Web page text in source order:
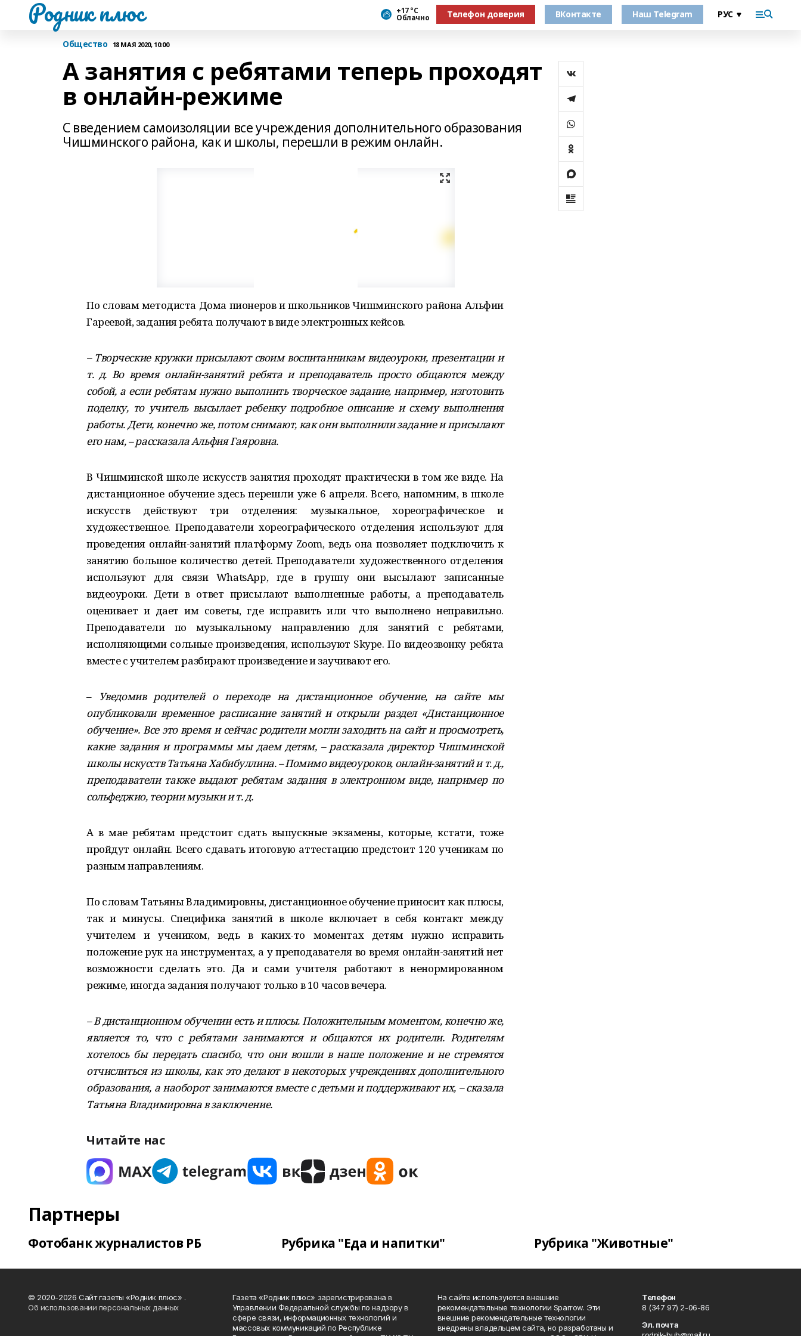
Родник плюс +17 °С
Облачно Телефон доверия ВКонтакте Наш Telegram
Общество 18 МАЯ 2020, 10:00
А занятия с ребятами теперь проходят
в онлайн-режиме
С введением самоизоляции все учреждения дополнительного образования
Чишминского района, как и школы, перешли в режим онлайн.
По словам методиста Дома пионеров и школьников Чишминского района Альфии
Гареевой, задания ребята получают в виде электронных кейсов.
– Творческие кружки присылают своим воспитанникам видеоуроки, презентации и
т. д. Во время онлайн-занятий ребята и преподаватель просто общаются между
собой, а если ребятам нужно выполнить творческое задание, например, изготовить
поделку, то учитель высылает ребенку подробное описание и схему выполнения
работы. Дети, конечно же, потом снимают, как они выполнили задание и присылают
его нам, – рассказала Альфия Гаяровна.
В Чишминской школе искусств занятия проходят практически в том же виде. На
дистанционное обучение здесь перешли уже 6 апреля. Всего, напомним, в школе
искусств действуют три отделения: музыкальное, хореографическое и
художественное. Преподаватели хореографического отделения используют для
проведения онлайн-занятий платформу Zoom, ведь она позволяет подключить к
занятию большое количество детей. Преподаватели художественного отделения
используют для связи WhatsApp, где в группу они высылают записанные
видеоуроки. Дети в ответ присылают выполненные работы, а преподаватель
оценивает и дает им советы, где исправить или что выполнено неправильно.
Преподаватели по музыкальному направлению для занятий с ребятами,
исполняющими сольные произведения, используют Skype. По видеозвонку ребята
вместе с учителем разбирают произведение и заучивают его.
–Уведомив родителей о переходе на дистанционное обучение, на сайте мы
опубликовали временное расписание занятий и открыли раздел «Дистанционное
обучение». Все это время и сейчас родители могли заходить на сайт и просмотреть,
какие задания и программы мы даем детям, – рассказала директор Чишминской
школы искусств Татьяна Хабибуллина. – Помимо видеоуроков, онлайн-занятий и т. д.,
преподаватели также выдают ребятам задания в электронном виде, например по
сольфеджио, теории музыки и т. д.
А в мае ребятам предстоит сдать выпускные экзамены, которые, кстати, тоже
пройдут онлайн. Всего сдавать итоговую аттестацию предстоит 120 ученикам по
разным направлениям.
По словам Татьяны Владимировны, дистанционное обучение приносит как плюсы,
так и минусы. Специфика занятий в школе включает в себя контакт между
учителем и учеником, ведь в каких-то моментах детям нужно исправить
положение рук на инструментах, а у преподавателя во время онлайн-занятий нет
возможности сделать это. Да и сами учителя работают в ненормированном
режиме, иногда задания получают только в 10 часов вечера.
– В дистанционном обучении есть и плюсы. Положительным моментом, конечно же,
является то, что с ребятами занимаются и общаются их родители. Родителям
хотелось бы передать спасибо, что они вошли в наше положение и не стремятся
отчислиться из школы, как это делают в некоторых учреждениях дополнительного
образования, а наоборот занимаются вместе с детьми и поддерживают их, – сказала
Татьяна Владимировна в заключение.
Читайте нас
Партнеры
Фотобанк журналистов РБ Рубрика "Еда и напитки" Рубрика "Животные"
© 2020-2026 Сайт газеты «Родник плюс» .
Об использовании персональных данных
Газета «Родник плюс» зарегистрирована в
Управлении Федеральной службы по надзору в
сфере связи, информационных технологий и
массовых коммуникаций по Республике
На сайте используются внешние
рекомендательные технологии Sparrow. Эти
внешние рекомендательные технологии
внедрены владельцем сайта, но разработаны и
Телефон
8 (347 97) 2-06-86
Эл. почта